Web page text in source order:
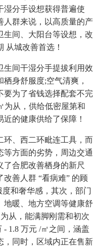
湿分手设想获得普遍使
人群来说，以高质量的产
生间、大阳台等设想，改
从城改善首选！
间干湿分手提拔利用效
身舒服度;空气清爽，
要为了省钱选择配套不完
为从，供给低密屋第和
的健康供给了保障！
、西二环毗连工具，而
等方面的劣势，周边交通
合肥改善栖身的新尺
善人群 “看病难” 的顾
和奢华感，其次，部门
地暖、地方空调等健康舒
从，能满脚刚需和初次
1.8 万元 /㎡之间，涵盖
，同时，区域内正在售新